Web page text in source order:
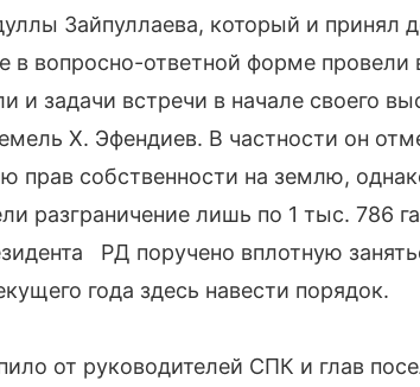
Зайпуллаева, который и принял
в вопросно-ответной форме провели
и задачи встречи в начале своего
Х. Эфендиев. В частности он
прав собственности на землю,
разграничение лишь по 1 тыс. 786
РД поручено вплотную
года здесь навести порядок.
от руководителей СПК и глав